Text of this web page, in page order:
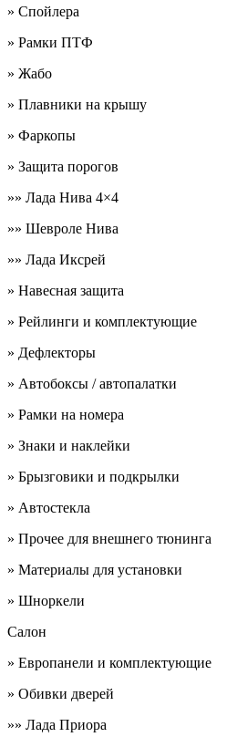
» Спойлера
» Рамки ПТФ
» Жабо
» Плавники на крышу
» Фаркопы
» Защита порогов
»» Лада Нива 4×4
»» Шевроле Нива
»» Лада Иксрей
» Навесная защита
» Рейлинги и комплектующие
» Дефлекторы
» Автобоксы / автопалатки
» Рамки на номера
» Знаки и наклейки
» Брызговики и подкрылки
» Автостекла
» Прочее для внешнего тюнинга
» Материалы для установки
» Шноркели
Салон
» Европанели и комплектующие
» Обивки дверей
»» Лада Приора